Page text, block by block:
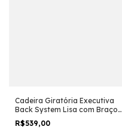
Cadeira Giratória Executiva
Back System Lisa com Braços
reguláveis Cor Preta
R$539,00